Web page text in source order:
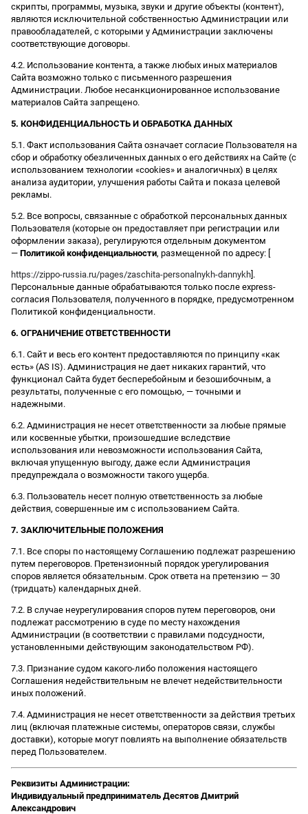
скрипты, программы, музыка, звуки и другие объекты (контент),
являются исключительной собственностью Администрации или
правообладателей, с которыми у Администрации заключены
соответствующие договоры.
4.2. Использование контента, а также любых иных материалов
Сайта возможно только с письменного разрешения
Администрации. Любое несанкционированное использование
материалов Сайта запрещено.
5. КОНФИДЕНЦИАЛЬНОСТЬ И ОБРАБОТКА ДАННЫХ
5.1. Факт использования Сайта означает согласие Пользователя на
сбор и обработку обезличенных данных о его действиях на Сайте (с
использованием технологии «cookies» и аналогичных) в целях
анализа аудитории, улучшения работы Сайта и показа целевой
рекламы.
5.2. Все вопросы, связанные с обработкой персональных данных
Пользователя (которые он предоставляет при регистрации или
оформлении заказа), регулируются отдельным документом
— Политикой конфиденциальности, размещенной по адресу: [
https://zippo-russia.ru/pages/zaschita-personalnykh-dannykh].
Персональные данные обрабатываются только после express-
согласия Пользователя, полученного в порядке, предусмотренном
Политикой конфиденциальности.
6. ОГРАНИЧЕНИЕ ОТВЕТСТВЕННОСТИ
6.1. Сайт и весь его контент предоставляются по принципу «как
есть» (AS IS). Администрация не дает никаких гарантий, что
функционал Сайта будет бесперебойным и безошибочным, а
результаты, полученные с его помощью, — точными и
надежными.
6.2. Администрация не несет ответственности за любые прямые
или косвенные убытки, произошедшие вследствие
использования или невозможности использования Сайта,
включая упущенную выгоду, даже если Администрация
предупреждала о возможности такого ущерба.
6.3. Пользователь несет полную ответственность за любые
действия, совершенные им с использованием Сайта.
7. ЗАКЛЮЧИТЕЛЬНЫЕ ПОЛОЖЕНИЯ
7.1. Все споры по настоящему Соглашению подлежат разрешению
путем переговоров. Претензионный порядок урегулирования
споров является обязательным. Срок ответа на претензию — 30
(тридцать) календарных дней.
7.2. В случае неурегулирования споров путем переговоров, они
подлежат рассмотрению в суде по месту нахождения
Администрации (в соответствии с правилами подсудности,
установленными действующим законодательством РФ).
7.3. Признание судом какого-либо положения настоящего
Соглашения недействительным не влечет недействительности
иных положений.
7.4. Администрация не несет ответственности за действия третьих
лиц (включая платежные системы, операторов связи, службы
доставки), которые могут повлиять на выполнение обязательств
перед Пользователем.
Реквизиты Администрации:
Индивидуальный предприниматель Десятов Дмитрий
Александрович